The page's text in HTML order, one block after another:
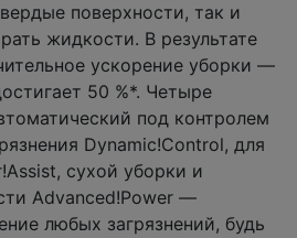
поверхности, так и
жидкости. В результате
ускорение уборки —
50 %*. Четыре
под контролем
Dynamic!Control, для
сухой уборки и
Advanced!Power —
любых загрязнений, будь